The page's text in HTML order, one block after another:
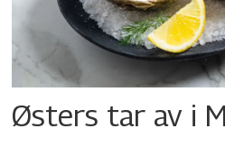
Østers tar av i